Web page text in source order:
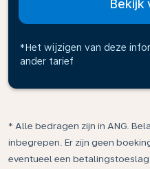
Bekijk
*Het wijzigen van deze
ander tarief
* Alle bedragen zijn in ANG.
inbegrepen. Er zijn geen
eventueel een